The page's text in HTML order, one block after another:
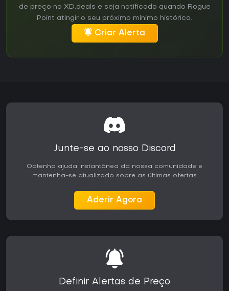
de preço no XD.deals e seja notificado quando Rogue
Point atingir o seu próximo mínimo histórico.
Criar Alerta
Junte-se ao nosso Discord
Obtenha ajuda instantânea da nossa comunidade e
mantenha-se atualizado sobre as últimas ofertas
Aderir Agora
Definir Alertas de Preço